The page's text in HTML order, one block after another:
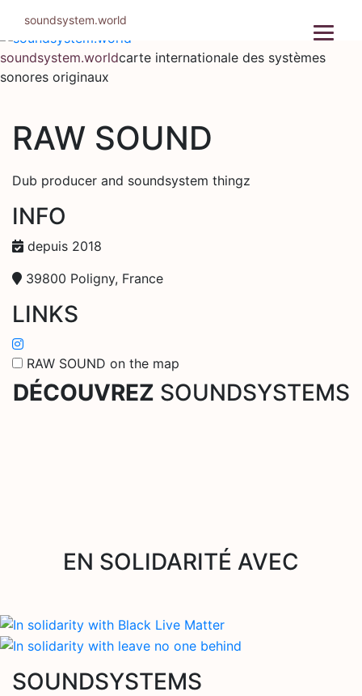
contenu
soundsystem.worldcarte internationale des systèmes
sonores originaux
RAW SOUND
Dub producer and soundsystem thingz
INFO
depuis 2018
39800 Poligny, France
LINKS
RAW SOUND on the map
DÉCOUVREZ SOUNDSYSTEMS
EN SOLIDARITÉ AVEC
SOUNDSYSTEMS
soundsystem.world